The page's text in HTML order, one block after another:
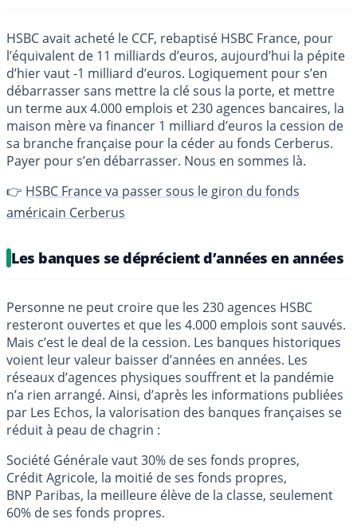
HSBC avait acheté le CCF, rebaptisé HSBC France, pour
l’équivalent de 11 milliards d’euros, aujourd’hui la pépite
d’hier vaut -1 milliard d’euros. Logiquement pour s’en
débarrasser sans mettre la clé sous la porte, et mettre
un terme aux 4.000 emplois et 230 agences bancaires, la
maison mère va financer 1 milliard d’euros la cession de
sa branche française pour la céder au fonds Cerberus.
Payer pour s’en débarrasser. Nous en sommes là.
👉 HSBC France va passer sous le giron du fonds
américain Cerberus
Les banques se déprécient d’années en années
Personne ne peut croire que les 230 agences HSBC
resteront ouvertes et que les 4.000 emplois sont sauvés.
Mais c’est le deal de la cession. Les banques historiques
voient leur valeur baisser d’années en années. Les
réseaux d’agences physiques souffrent et la pandémie
n’a rien arrangé. Ainsi, d’après les informations publiées
par Les Echos, la valorisation des banques françaises se
réduit à peau de chagrin :
Société Générale vaut 30% de ses fonds propres,
Crédit Agricole, la moitié de ses fonds propres,
BNP Paribas, la meilleure élève de la classe, seulement
60% de ses fonds propres.